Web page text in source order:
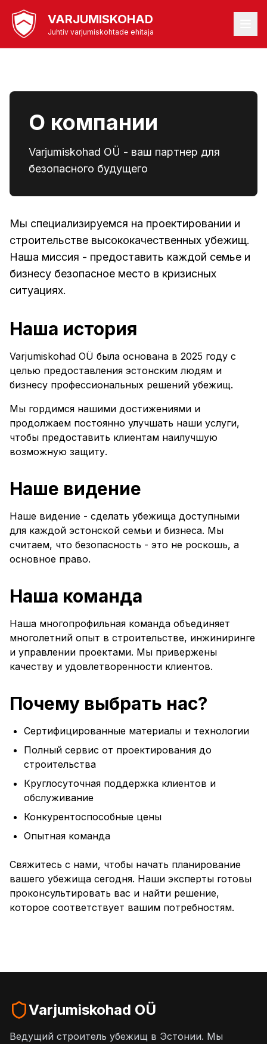
VARJUMISKOHAD
Juhtiv varjumiskohtade ehitaja
О компании
Varjumiskohad OÜ - ваш партнер для
безопасного будущего
Мы специализируемся на проектировании и
строительстве высококачественных убежищ.
Наша миссия - предоставить каждой семье и
бизнесу безопасное место в кризисных
ситуациях.
Наша история
Varjumiskohad OÜ была основана в 2025 году с
целью предоставления эстонским людям и
бизнесу профессиональных решений убежищ.
Мы гордимся нашими достижениями и
продолжаем постоянно улучшать наши услуги,
чтобы предоставить клиентам наилучшую
возможную защиту.
Наше видение
Наше видение - сделать убежища доступными
для каждой эстонской семьи и бизнеса. Мы
считаем, что безопасность - это не роскошь, а
основное право.
Наша команда
Наша многопрофильная команда объединяет
многолетний опыт в строительстве, инжиниринге
и управлении проектами. Мы привержены
качеству и удовлетворенности клиентов.
Почему выбрать нас?
Сертифицированные материалы и технологии
Полный сервис от проектирования до
строительства
Круглосуточная поддержка клиентов и
обслуживание
Конкурентоспособные цены
Oпытная команда
Свяжитесь с нами, чтобы начать планирование
вашего убежища сегодня. Наши эксперты готовы
проконсультировать вас и найти решение,
которое соответствует вашим потребностям.
Varjumiskohad OÜ
Ведущий строитель убежищ в Эстонии. Мы